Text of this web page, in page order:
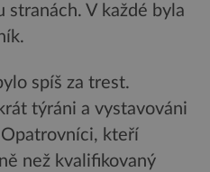
stranách. V každé byla
spíš za trest.
týráni a vystavováni
kteří
než kvalifikovaný